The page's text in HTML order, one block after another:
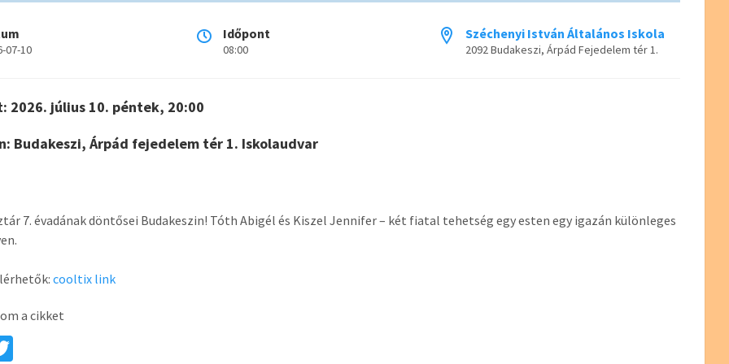
07-10
Időpont
08:00
Széchenyi István Általános Iskola
2092 Budakeszi, Árpád Fejedelem tér 1.
2026. július 10. péntek, 20:00
Budakeszi, Árpád fejedelem tér 1. Iskolaudvar
7. évadának döntősei Budakeszin! Tóth Abigél és Kiszel Jennifer – két fiatal tehetség egy esten egy igazán különleges
cooltix link
a cikket